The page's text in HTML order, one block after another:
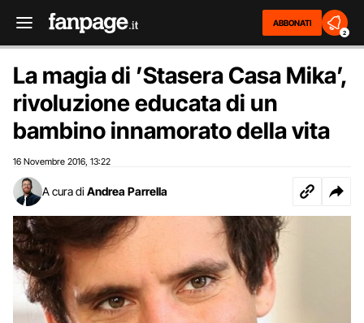
ABBONATI
2
La magia di ’Stasera Casa Mika’,
rivoluzione educata di un
bambino innamorato della vita
16 Novembre 2016 13:22
A cura di Andrea Parrella